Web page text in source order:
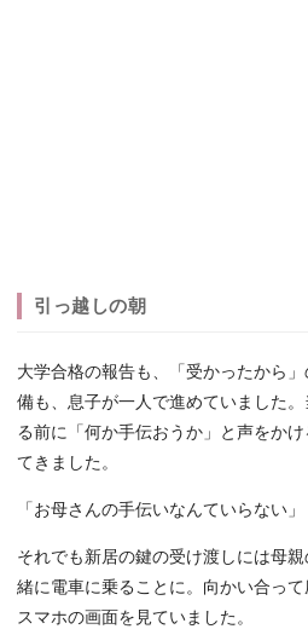
引っ越しの朝
大学合格の報告も、「受かったから
備も、息子が一人で進めていました
る前に「何か手伝おうか」と声をか
てきました。
「お母さんの手伝いなんていらない」
それでも新居の鍵の受け渡しには母
緒に電車に乗ることに。向かい合っ
スマホの画面を見ていました。